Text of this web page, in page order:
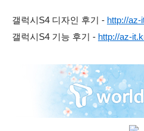
갤럭시S4 디자인 후기 - http://az-
갤럭시S4 기능 후기 - http://az-